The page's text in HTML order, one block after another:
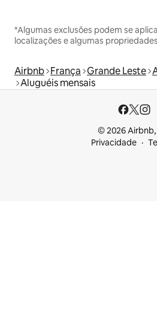
*Algumas exclusões podem se
localizações e algumas
Airbnb França Grande Leste
Aluguéis mensais
© 2026 Airbnb,
Privacidade